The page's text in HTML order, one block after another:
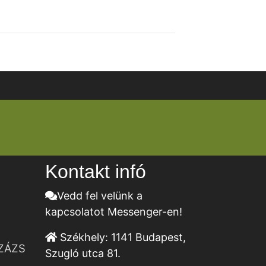
Kontakt infó
Vedd fel velünk a
kapcsolatot Messenger-en!
Székhely: 1141 Budapest,
Szugló utca 81.